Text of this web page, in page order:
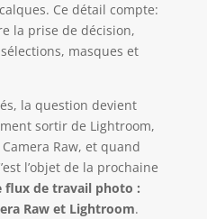
Ce détail compte:
la prise de décision,
masques et
la question devient
sortir de Lightroom,
Raw, et quand
l’objet de la prochaine
flux de travail photo :
Raw et Lightroom.